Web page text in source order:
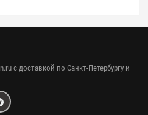
с доставкой по Санкт-Петербургу и